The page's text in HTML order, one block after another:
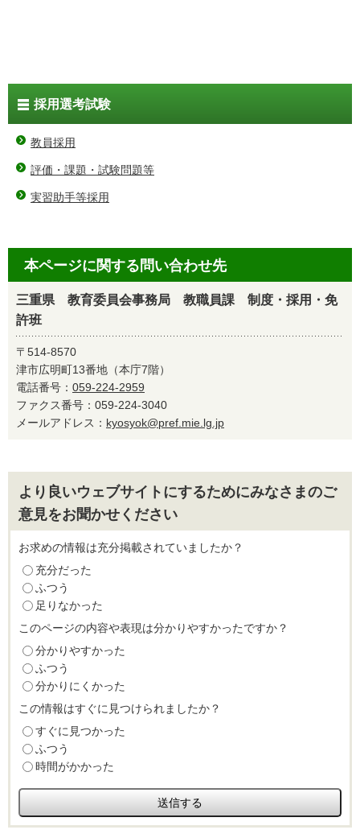
採用選考試験
教員採用
評価・課題・試験問題等
実習助手等採用
本ページに関する問い合わせ先
三重県 教育委員会事務局 教職員課 制度・採用・免
許班
〒514-8570
津市広明町13番地（本庁7階）
電話番号： 059-224-2959
ファクス番号：059-224-3040
メールアドレス： kyosyok@pref.mie.lg.jp
より良いウェブサイトにするためにみなさまのご
意見をお聞かせください
お求めの情報は充分掲載されていましたか？
充分だった
ふつう
足りなかった
このページの内容や表現は分かりやすかったですか？
分かりやすかった
ふつう
分かりにくかった
この情報はすぐに見つけられましたか？
すぐに見つかった
ふつう
時間がかかった